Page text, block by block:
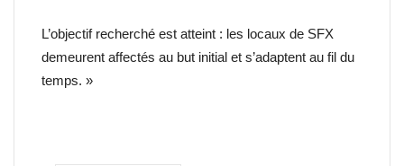
L’objectif recherché est atteint : les locaux de SFX
demeurent affectés au but initial et s’adaptent au fil du
temps. »